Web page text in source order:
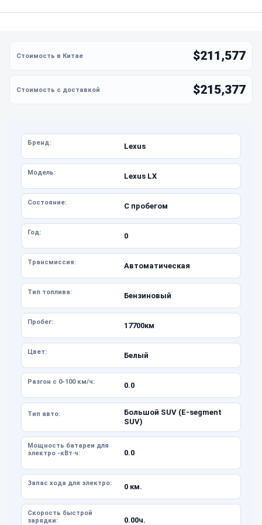
$211,577
$215,377
Бренд: Lexus
Модель: Lexus LX
Состояние: С пробегом
Год: 0
Трансмиссия: Автоматическая
Тип топлива: Бензиновый
Пробег: 17700км
Цвет: Белый
Разгон с 0-100 км/ч: 0.0
Тип авто:
Большой SUV (E-segment
SUV)
Мощность батареи для
электро -кВт·ч:
0.0
Запас хода для электро: 0 км.
Скорость быстрой
зарядки:
0.00ч.